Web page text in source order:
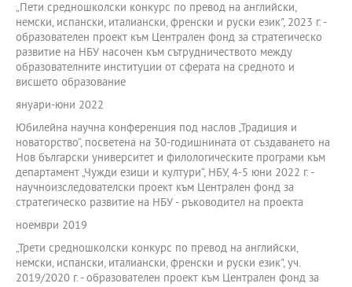
„Пети средношколски конкурс по превод на английски,
немски, испански, италиански, френски и руски език", 2023 г. -
образователен проект към Централен фонд за стратегическо
развитие на НБУ насочен към сътрудничеството между
образователните институции от сферата на средното и
висшето образование
януари-юни 2022
Юбилейна научна конференция под наслов „Традиция и
новаторство“, посветена на 30-годишнината от създаването на
Нов български университет и филологическите програми към
департамент „Чужди езици и култури“, НБУ, 4-5 юни 2022 г. -
научноизследователски проект към Централен фонд за
стратегическо развитие на НБУ - ръководител на проекта
ноември 2019
„Трети средношколски конкурс по превод на английски,
немски, испански, италиански, френски и руски език", уч.
2019/2020 г. - образователен проект към Централен фонд за